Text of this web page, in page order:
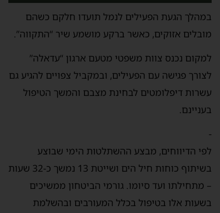
במהלך הגעת הפעילים לנמל תועדו חלקם כשהם
מובלים אזוקים, כאשר ברקע מושמע שיר “התקווה”.
למקום נכנס צוות משפטי מטעם ארגון “עדאלה”
לצורך פגישה עם הפעילים, ובמקביל צפויים להגיע גם
עשרות דיפלומטים לבחינת מצבם והמשך הטיפול
בעניינם.
-
לפי הדיווחים, מבצע ההשתלטות הימי שבוצע
בשיתוף כוחות חיל הים ושייטת 13 נמשך כ-32 שעות
– מתחילתו ועד סיומו. גורמי הביטחון ממשיכים
בשעות אלו בטיפול בכלל המעורבים ובהשלמת